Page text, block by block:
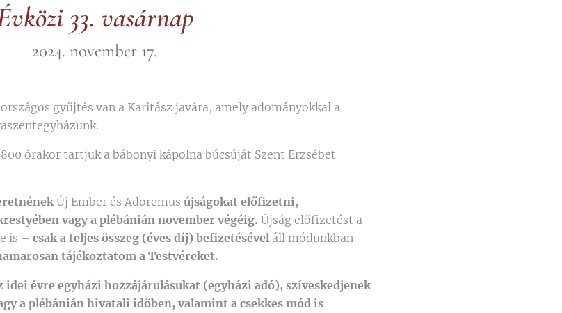
33. vasárnap
2024. november 17.
gyűjtés van a Karitász javára, amely adományokkal a
órakor tartjuk a bábonyi kápolna búcsúját Szent Erzsébet
Új Ember és Adoremus újságokat előfizetni,
vagy a plébánián november végéig. Újság előfizetést a
is – csak a teljes összeg (éves díj) befizetésével áll módunkban
tájékoztatom a Testvéreket.
idei évre egyházi hozzájárulásukat (egyházi adó), szíveskedjenek
a plébánián hivatali időben, valamint a csekkes mód is